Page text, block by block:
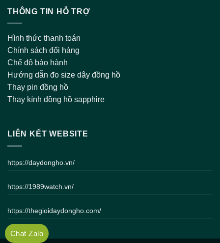
THÔNG TIN HỖ TRỢ
Hình thức thanh toán
Chính sách đổi hàng
Chế độ bảo hành
Hướng dẫn đo size dây đồng hồ
Thay pin đồng hồ
Thay kính đồng hồ sapphire
LIÊN KẾT WEBSITE
https://daydongho.vn/
https://1989watch.vn/
https://thegioidaydongho.com/
Chat Zalo